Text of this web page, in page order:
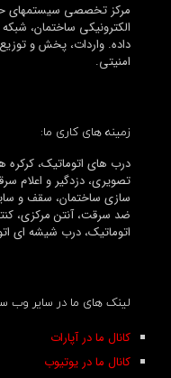
مرکز تخصصی سیستمهای
الکترونیکی ساختمان،
داده. واردات، پخش و
امنیتی.
زمینه های کاری ما:
درب های اتوماتیک، کرکره
تصویری، دزدگیر و اعلام
سازی ساختمان، سقف و
ضد سرقت، آنتن مرکزی،
اتوماتیک، درب شیشه ای
لینک های ما در سایر وب
کانال ما در آپارات
کانال ما در یوتیوب